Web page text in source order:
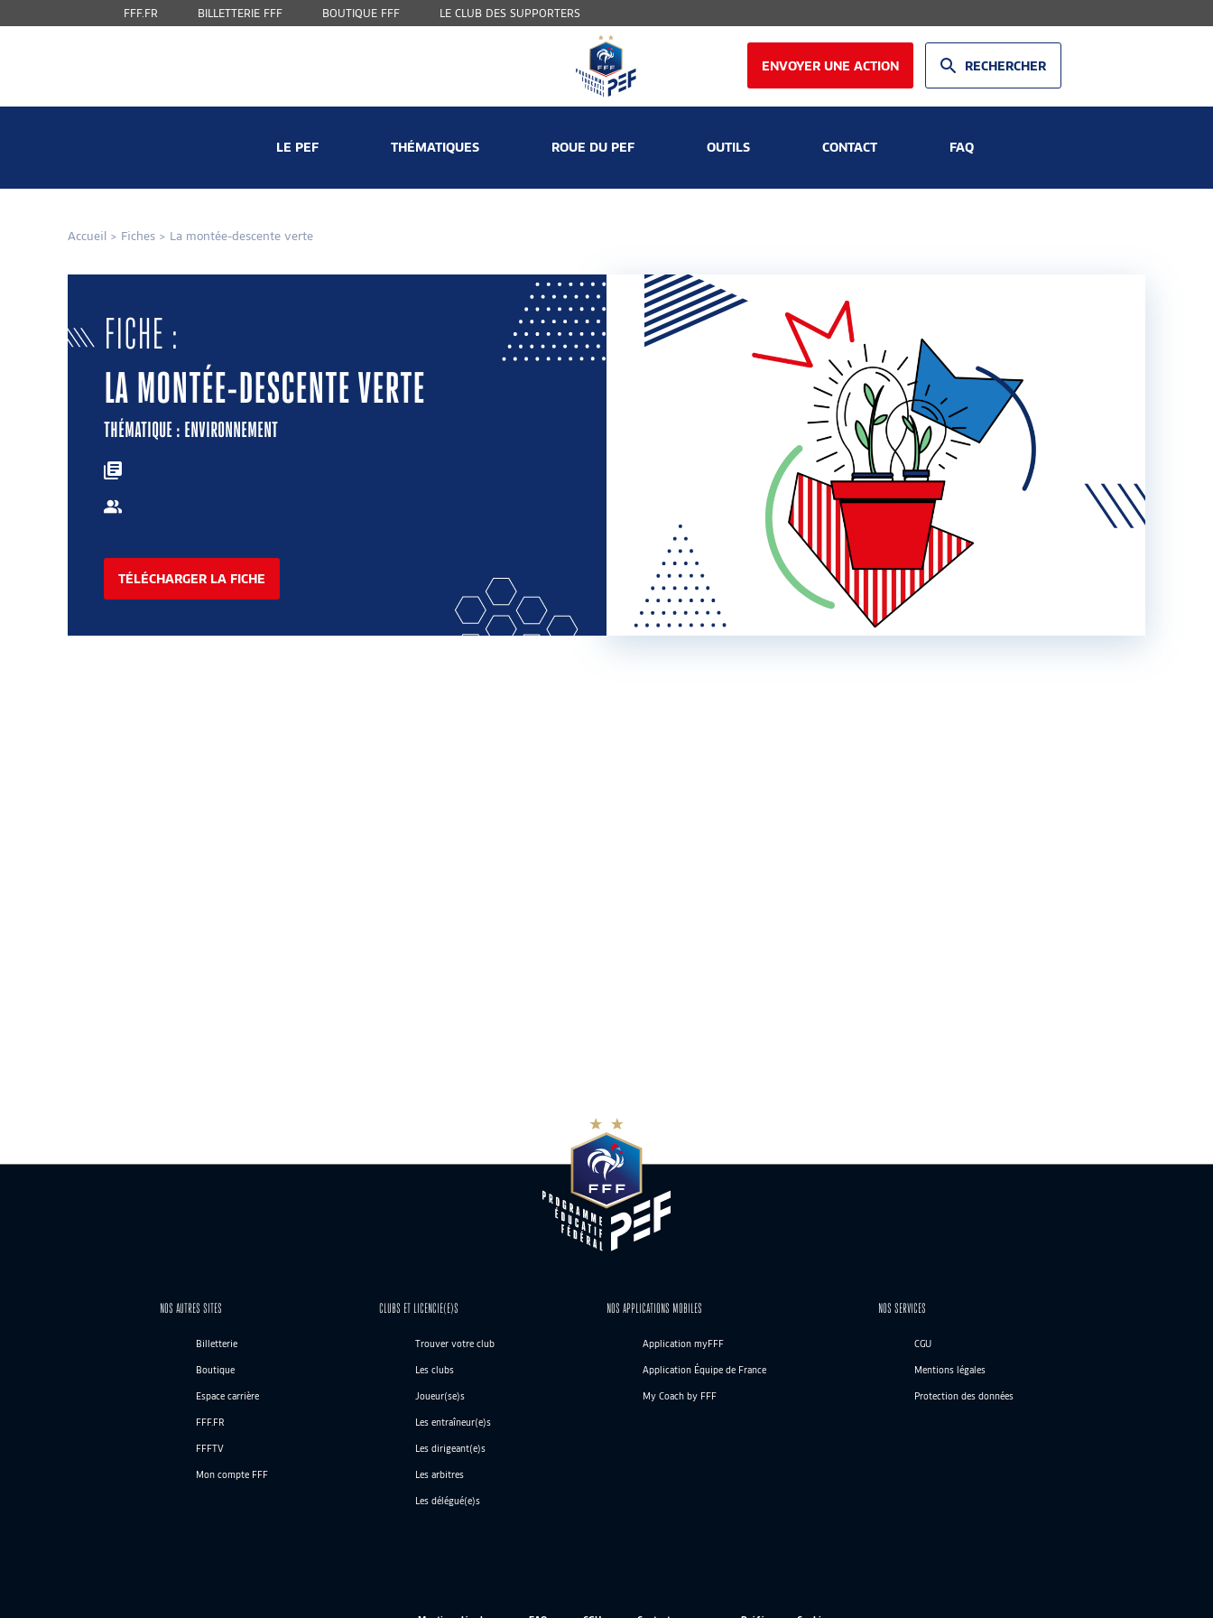
FFF.FR BILLETTERIE FFF BOUTIQUE FFF LE CLUB DES SUPPORTERS
LE PEF THÉMATIQUES ROUE DU PEF OUTILS CONTACT FAQ
ENVOYER UNE ACTION RECHERCHER
Accueil > Fiches > La montée-descente verte
FICHE :
LA MONTÉE-DESCENTE VERTE
THÉMATIQUE : ENVIRONNEMENT
TÉLÉCHARGER LA FICHE
NOS AUTRES SITES
Billetterie
Boutique
Espace carrière
FFF.FR
FFFTV
Mon compte FFF
CLUBS ET LICENCIE(E)S
Trouver votre club
Les clubs
Joueur(se)s
Les entraîneur(e)s
Les dirigeant(e)s
Les arbitres
Les délégué(e)s
NOS APPLICATIONS MOBILES
Application myFFF
Application Équipe de France
My Coach by FFF
NOS SERVICES
CGU
Mentions légales
Protection des données